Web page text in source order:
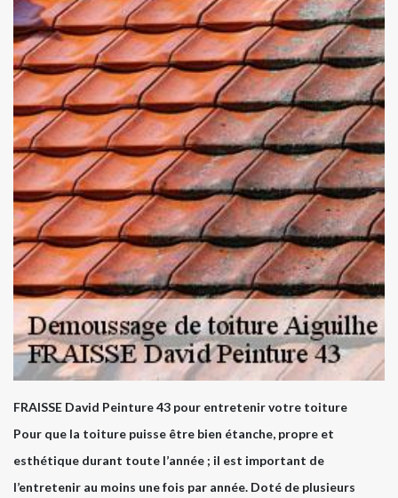
FRAISSE David Peinture 43 pour entretenir votre toiture
Pour que la toiture puisse être bien étanche, propre et
esthétique durant toute l’année ; il est important de
l’entretenir au moins une fois par année. Doté de plusieurs